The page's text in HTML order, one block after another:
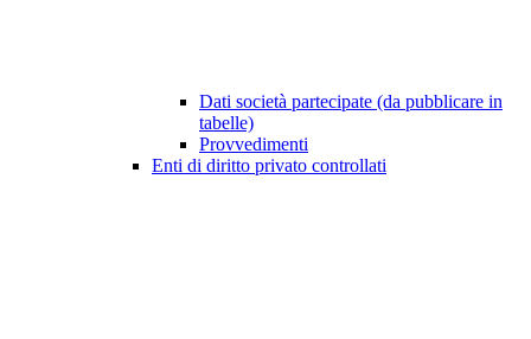
Dati società partecipate (da pubblicare in
tabelle)
Provvedimenti
Enti di diritto privato controllati